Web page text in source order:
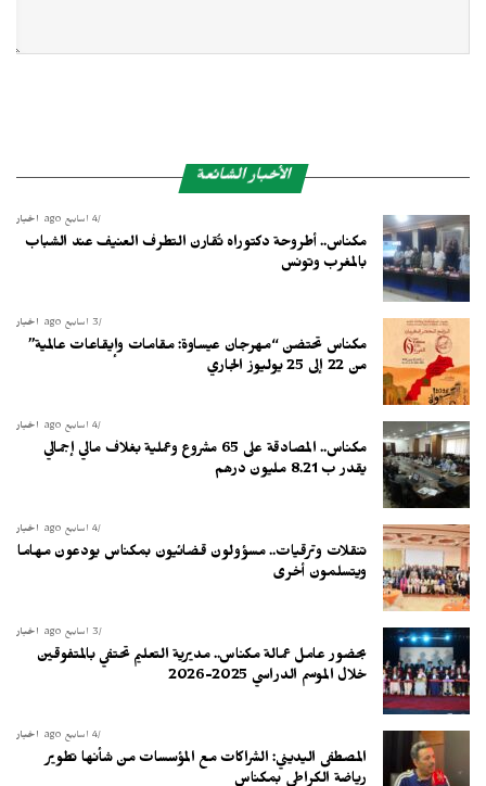
الأخبار الشائعة
أخبار 4 أسابيع ago
مكناس.. أطروحة دكتوراه تُقارن التطرف العنيف عند الشباب
بالمغرب وتونس
أخبار 3 أسابيع ago
مكناس تحتضن “مهرجان عيساوة: مقامات وإيقاعات عالمية”
من 22 إلى 25 يوليوز الجاري
أخبار 4 أسابيع ago
مكناس.. المصادقة على 65 مشروع وعملية بغلاف مالي إجمالي
يقدر ب 8.21 مليون درهم
أخبار 4 أسابيع ago
تنقلات وترقيات.. مسؤولون قضائيون بمكناس يودعون مهاما
ويتسلمون أخرى
أخبار 3 أسابيع ago
بحضور عامل عمالة مكناس.. مديرية التعليم تحتفي بالمتفوقين
خلال الموسم الدراسي 2025-2026
أخبار 4 أسابيع ago
المصطفى اليديني: الشراكات مع المؤسسات من شأنها تطوير
رياضة الكراطي بمكناس